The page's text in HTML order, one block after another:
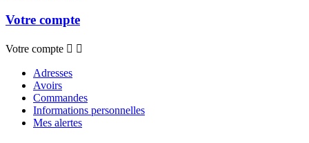
Votre compte
Votre compte  
Adresses
Avoirs
Commandes
Informations personnelles
Mes alertes